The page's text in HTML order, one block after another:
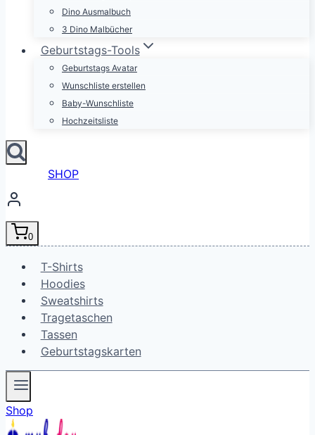
Dino Ausmalbuch
3 Dino Malbücher
Geburtstags-Tools
Geburtstags Avatar
Wunschliste erstellen
Baby-Wunschliste
Hochzeitsliste
SHOP
0
T-Shirts
Hoodies
Sweatshirts
Tragetaschen
Tassen
Geburtstagskarten
Shop